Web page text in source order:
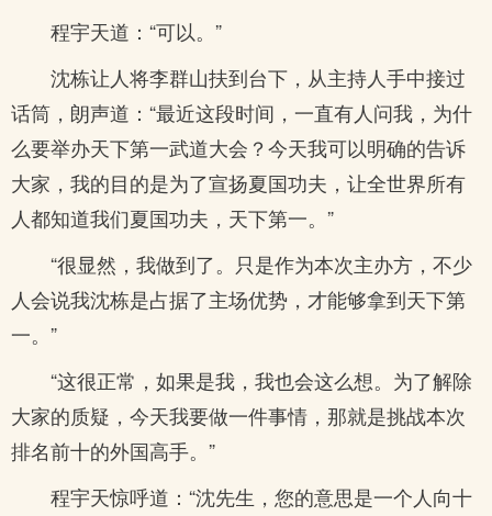
程宇天道：“可以。”
沈栋让人将李群山扶到台下，从主持人手中接过
话筒，朗声道：“最近这段时间，一直有人问我，为什
么要举办天下第一武道大会？今天我可以明确的告诉
大家，我的目的是为了宣扬夏国功夫，让全世界所有
人都知道我们夏国功夫，天下第一。”
“很显然，我做到了。只是作为本次主办方，不少
人会说我沈栋是占据了主场优势，才能够拿到天下第
一。”
“这很正常，如果是我，我也会这么想。为了解除
大家的质疑，今天我要做一件事情，那就是挑战本次
排名前十的外国高手。”
程宇天惊呼道：“沈先生，您的意思是一个人向十